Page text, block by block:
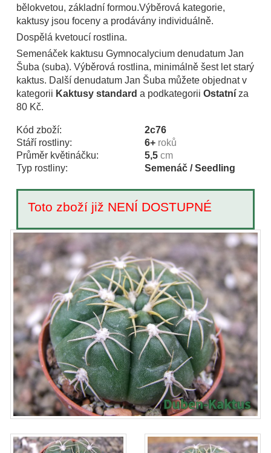
bělokvetou, základní formou.Výběrová kategorie,
kaktusy jsou foceny a prodávány individuálně.
Dospělá kvetoucí rostlina.
Semenáček kaktusu Gymnocalycium denudatum Jan
Šuba (suba). Výběrová rostlina, minimálně šest let starý
kaktus. Další denudatum Jan Šuba můžete objednat v
kategorii Kaktusy standard a podkategorii Ostatní za
80 Kč.
Kód zboží:
2c76
Stáří rostliny:
6+ roků
Průměr květináčku:
5,5 cm
Typ rostliny:
Semenáč / Seedling
Toto zboží již NENÍ DOSTUPNÉ